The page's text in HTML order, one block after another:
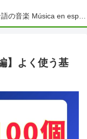
】よく使う基